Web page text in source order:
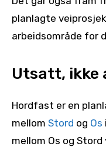
planlagte
arbeidsområde for
Utsatt, ikke
Hordfast er en
mellom Stord og Os i
mellom Os og